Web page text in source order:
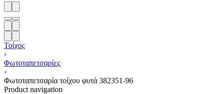
Τοίχος
›
Φωτοταπετσαρίες
›
Φωτοταπετσαρία τοίχου φυτά 382351-96
Product navigation